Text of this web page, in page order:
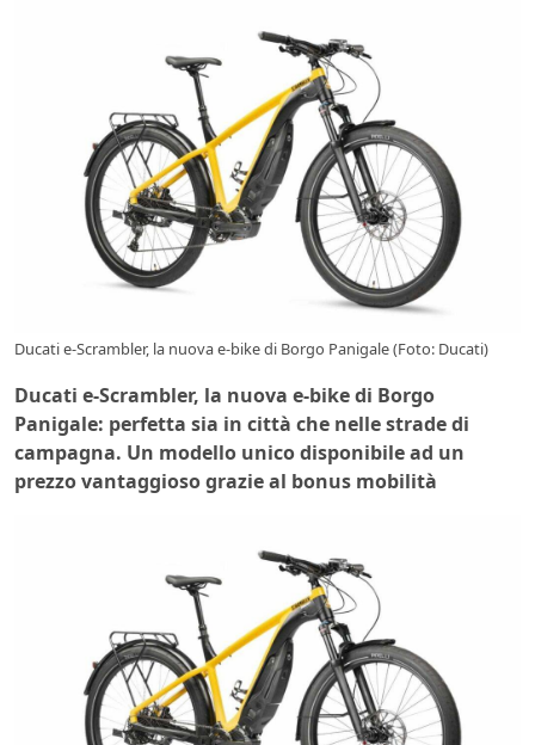
Ducati e-Scrambler, la nuova e-bike di Borgo Panigale (Foto: Ducati)
Ducati e-Scrambler, la nuova e-bike di Borgo
Panigale: perfetta sia in città che nelle strade di
campagna. Un modello unico disponibile ad un
prezzo vantaggioso grazie al bonus mobilità